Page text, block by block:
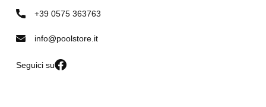
+39 0575 363763
info@poolstore.it
Seguici su